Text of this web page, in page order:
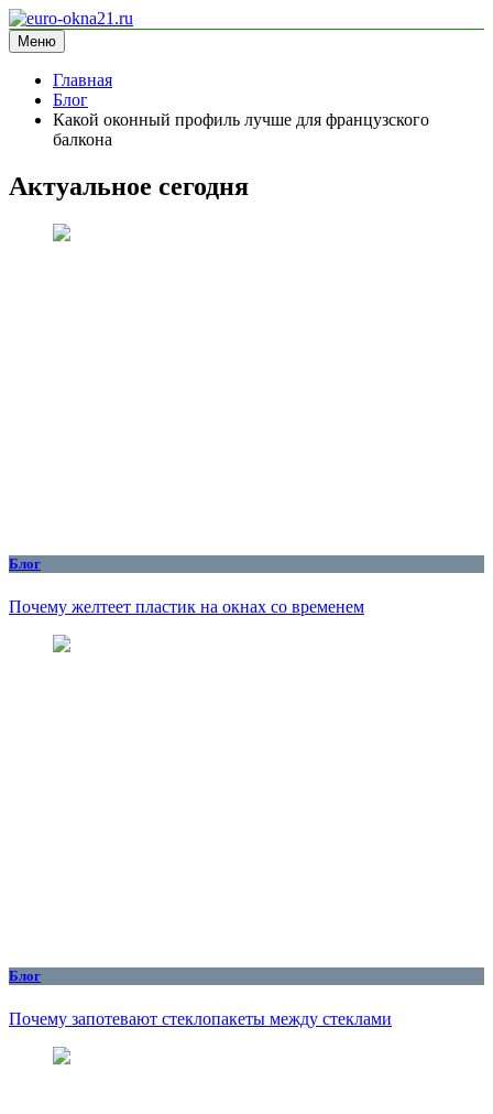
Перейти
к
содержимому
euro-okna21.ru
блог про окна
Меню
Главная
Блог
Какой оконный профиль лучше для французского
балкона
Актуальное сегодня
Блог
Почему желтеет пластик на окнах со временем
Блог
Почему запотевают стеклопакеты между стеклами